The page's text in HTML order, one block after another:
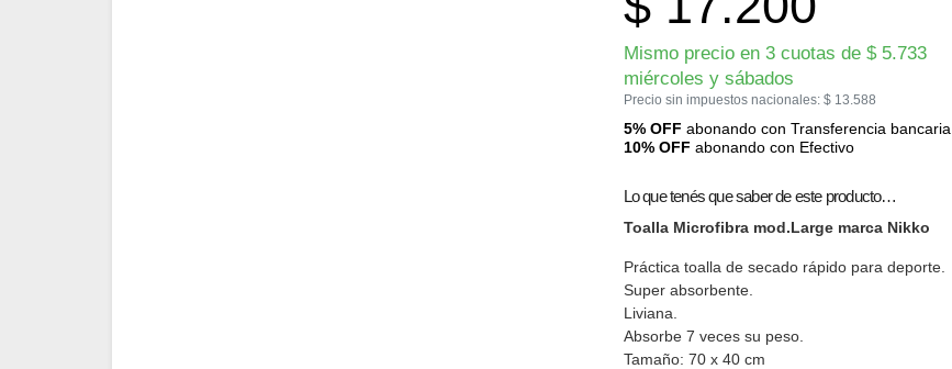
Mismo precio en 3 cuotas de $5.733
miércoles y sábados
Precio sin impuestos nacionales: $13.588
5% OFF abonando con Transferencia bancaria
10% OFF abonando con Efectivo
Lo que tenés que saber de este producto…
Toalla Microfibra mod.Large marca Nikko
Práctica toalla de secado rápido para deporte.
Super absorbente.
Liviana.
Absorbe 7 veces su peso.
Tamaño: 70 x 40 cm